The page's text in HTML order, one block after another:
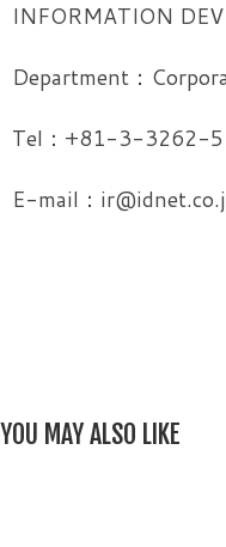
INFORMATION
Department：
Tel：+81-3-3262-
E-mail：
YOU MAY ALSO LIKE